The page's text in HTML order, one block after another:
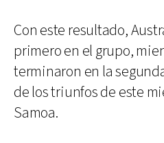
Con este resultado,
primero en el grupo,
terminaron en la
de los triunfos de este
Samoa.